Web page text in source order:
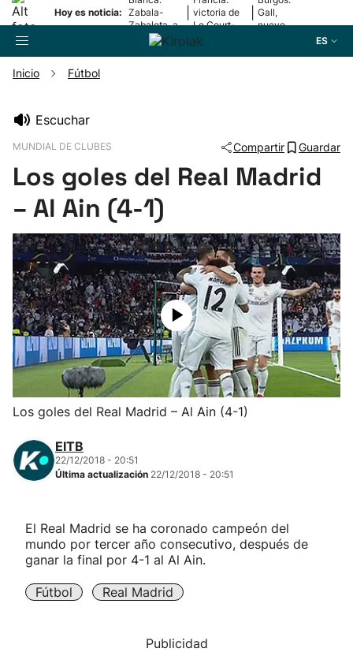
Hoy es noticia: Zabala-
Zabaleta, a
la final
victoria de
Le Court-
Pienaar
Gall,
nuevo
ES
Pelota
Remo
Baloncesto
Ciclismo
Herri-kirolak
Balonmano
Kirolak 360
Carreras de montaña
Más deportes
Inicio Fútbol
Escuchar
MUNDIAL DE CLUBES Compartir Guardar
Los goles del Real Madrid
– Al Ain (4-1)
Los goles del Real Madrid – Al Ain (4-1)
EITB
22/12/2018 - 20:51
Última actualización 22/12/2018 - 20:51
El Real Madrid se ha coronado campeón del
mundo por tercer año consecutivo, después de
ganar la final por 4-1 al Al Ain.
Fútbol Real Madrid
Publicidad